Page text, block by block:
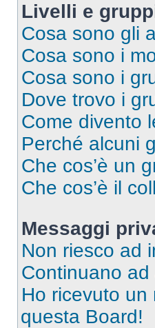
Livelli e
Cosa sono gli
Cosa sono i
Cosa sono i
Dove trovo i
Come divento
Perché alcuni
Che cos’è un
Che cos’è il
Messaggi
Non riesco ad
Continuano
Ho ricevuto
questa Board!